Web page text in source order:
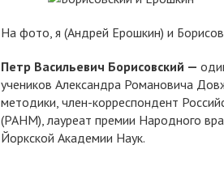
На фото, я (Андрей Ерошкин) и
Петр Васильевич Борисовский —
учеников Александра Романовича
методики, член-корреспондент
(РАНМ), лауреат премии Народного
Йоркской Академии Наук.